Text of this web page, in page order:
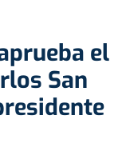
el
San